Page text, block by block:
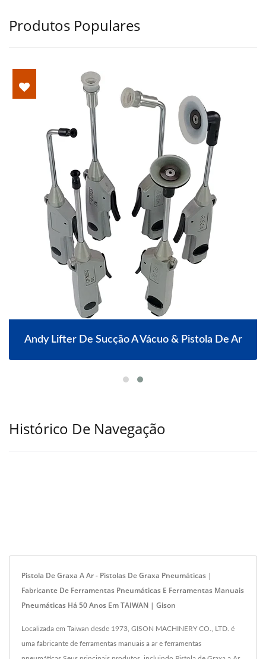
Produtos Populares
Andy Lifter De Sucção A Vácuo & Pistola De Ar
Histórico De Navegação
Pistola De Graxa A Ar - Pistolas De Graxa Pneumáticas |
Fabricante De Ferramentas Pneumáticas E Ferramentas Manuais
Pneumáticas Há 50 Anos Em TAIWAN | Gison
Localizada em Taiwan desde 1973, GISON MACHINERY CO., LTD. é
uma fabricante de ferramentas manuais a ar e ferramentas